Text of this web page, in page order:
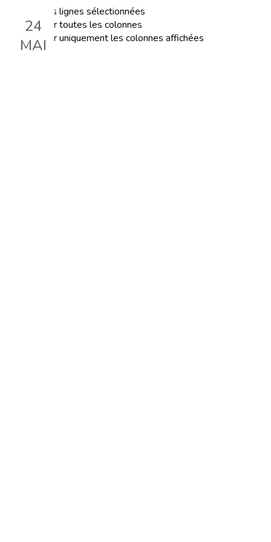
Exporter les lignes sélectionnées
Exporter toutes les colonnes
Exporter uniquement les colonnes affichées
24
MAI